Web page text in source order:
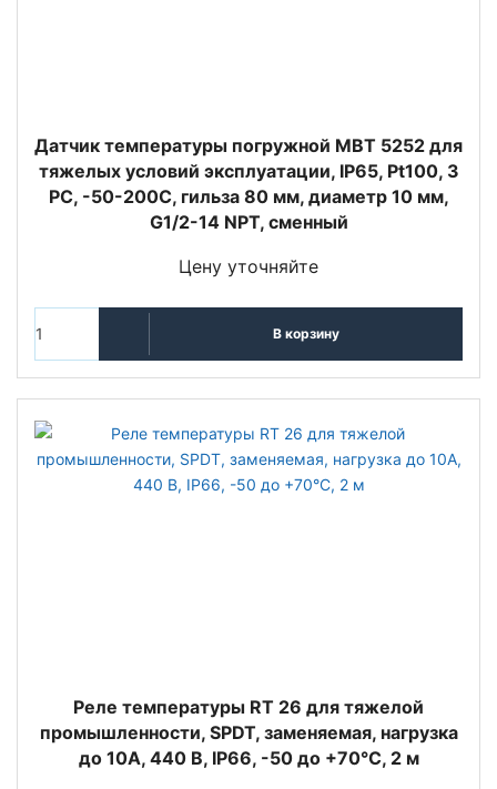
Датчик температуры погружной MBT 5252 для
тяжелых условий эксплуатации, IP65, Pt100, 3
РС, -50-200C, гильза 80 мм, диаметр 10 мм,
G1/2-14 NPT, сменный
Цену уточняйте
В корзину
Реле температуры RT 26 для тяжелой
промышленности, SPDT, заменяемая, нагрузка
до 10А, 440 В, IP66, -50 до +70°С, 2 м